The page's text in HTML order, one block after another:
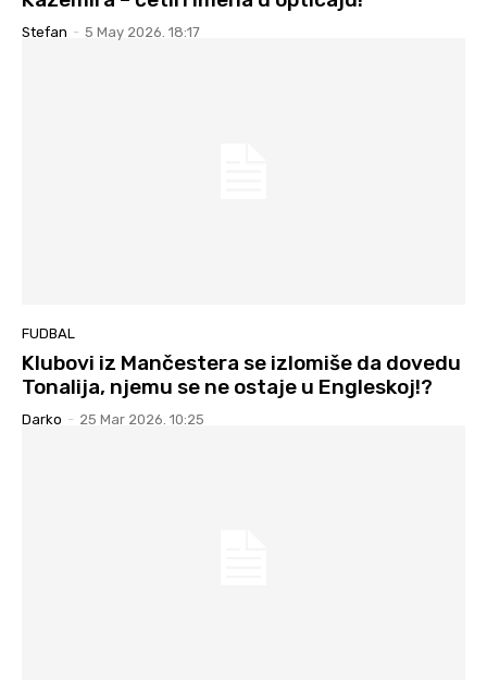
Stefan - 5 May 2026. 18:17
FUDBAL
Klubovi iz Mančestera se izlomiše da dovedu
Tonalija, njemu se ne ostaje u Engleskoj!?
Darko - 25 Mar 2026. 10:25